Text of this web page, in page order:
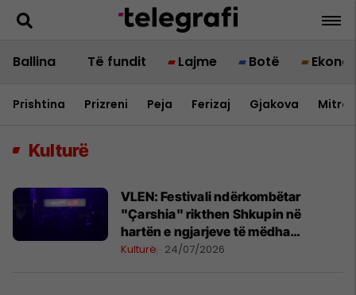
Ballina Të fundit Lajme Botë
Prishtina Prizreni Peja Ferizaj Gjakova
Kulturë
VLEN: Festivali ndërkombëtar
"Çarshia" rikthen Shkupin në
hartën e ngjarjeve të mëdha
kulturore
Kulturë 24/07/2026